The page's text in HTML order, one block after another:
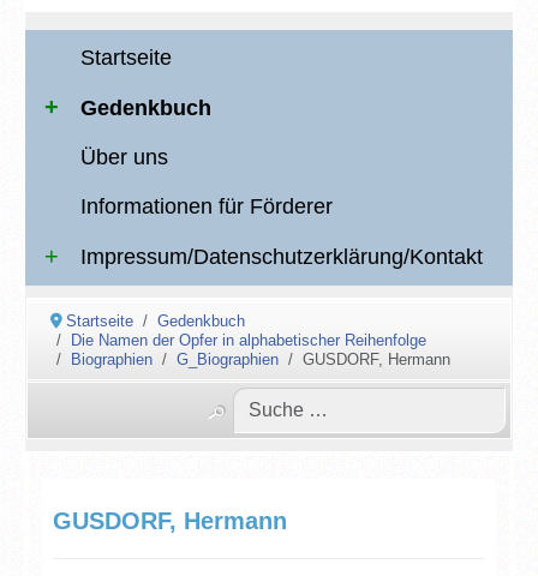
Startseite
Gedenkbuch
Über uns
Informationen für Förderer
Impressum/Datenschutzerklärung/Kontakt
Startseite
Gedenkbuch
Die Namen der Opfer in alphabetischer Reihenfolge
Biographien
G_Biographien GUSDORF, Hermann
GUSDORF, Hermann